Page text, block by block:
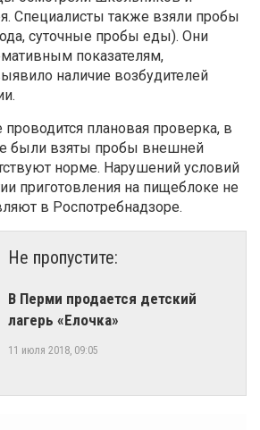
Специалисты также взяли пробы
суточные пробы еды). Они
показателям,
наличие возбудителей
плановая проверка, в
были взяты пробы внешней
норме. Нарушений условий
приготовления на пищеблоке не
в Роспотребнадзоре.
Не пропустите:
В Перми продается детский
лагерь «Елочка»
11 июля 2018, 09:05